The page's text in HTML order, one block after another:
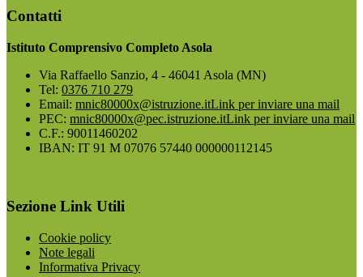
Contatti
Istituto Comprensivo Completo Asola
Via Raffaello Sanzio, 4 - 46041 Asola (MN)
Tel: 0376 710 279
Email: mnic80000x@istruzione.itLink per inviare una mail
PEC: mnic80000x@pec.istruzione.itLink per inviare una mail
C.F.: 90011460202
IBAN: IT 91 M 07076 57440 000000112145
Sezione Link Utili
Cookie policy
Note legali
Informativa Privacy